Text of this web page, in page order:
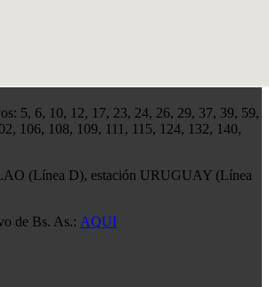
5, 6, 10, 12, 17, 23, 24, 26, 29, 37, 39, 59,
106, 108, 109, 111, 115, 124, 132, 140,
(Línea D), estación URUGUAY (Línea
de Bs. As.: AQUI